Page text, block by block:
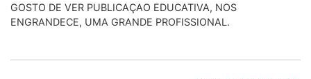
GOSTO DE VER PUBLICAÇAO EDUCATIVA, NOS
ENGRANDECE, UMA GRANDE PROFISSIONAL.